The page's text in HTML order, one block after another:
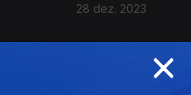
28 dez. 2023
×